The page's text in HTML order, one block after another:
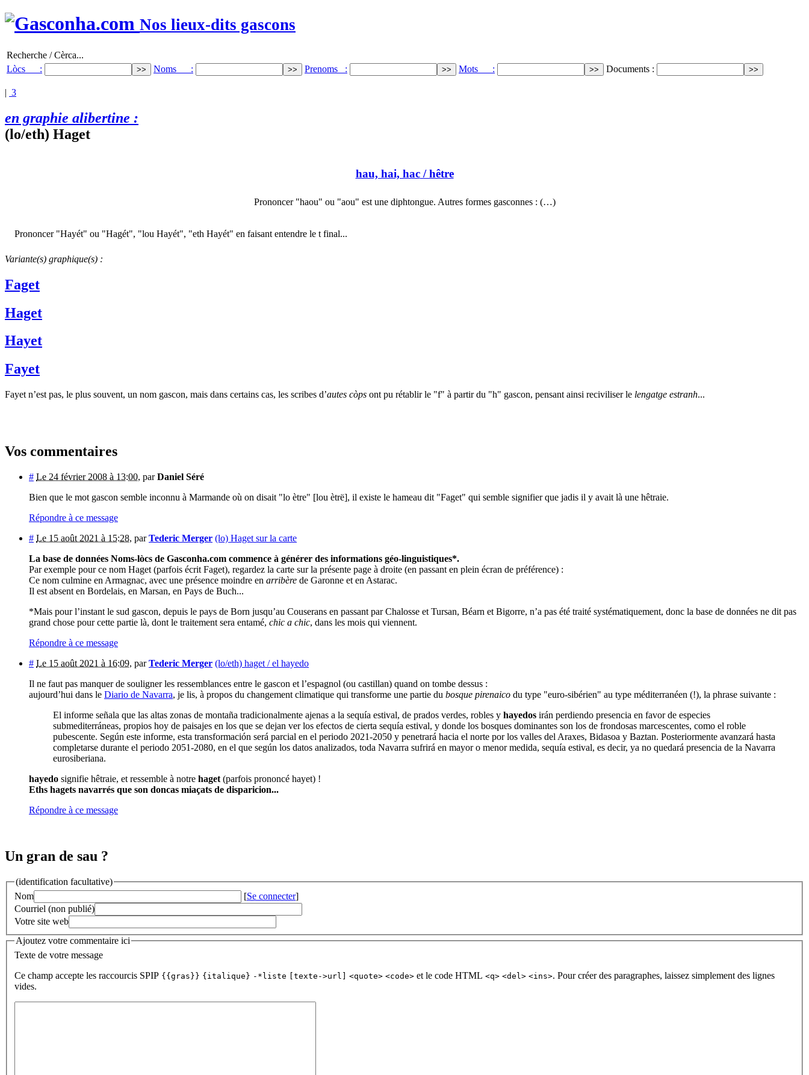
Nos lieux-dits gascons
Recherche / Cèrca...
Lòcs :
Noms : Prenoms : Mots : Documents :
| 3
en graphie alibertine :
(lo/eth) Haget
hau, hai, hac/ hêtre
Prononcer "haou" ou "aou" est une diphtongue. Autres formes gasconnes : (…)
Prononcer "Hayét" ou "Hagét", "lou Hayét", "eth Hayét" en faisant entendre le t final...
Variante(s) graphique(s) :
Faget
Haget
Hayet
Fayet
Fayet n’est pas, le plus souvent, un nom gascon, mais dans certains cas, les scribes d’autes còps ont pu rétablir le "f" à partir du "h" gascon, pensant ainsi reciviliser le lengatge estranh...
Vos commentaires
# Le 24 février 2008 à 13:00, parDaniel Séré
Bien que le mot gascon semble inconnu à Marmande où on disait "lo ètre" [lou ètrë], il existe le hameau dit "Faget" qui semble signifier que jadis il y avait là une hêtraie.
Répondre à ce message
# Le 15 août 2021 à 15:28, parTederic Merger (lo) Haget sur la carte
La base de données Noms-lòcs de Gasconha.com commence à générer des informations géo-linguistiques*.
Par exemple pour ce nom Haget (parfois écrit Faget), regardez la carte sur la présente page à droite (en passant en plein écran de préférence) :
Ce nom culmine en Armagnac, avec une présence moindre en arribère de Garonne et en Astarac.
Il est absent en Bordelais, en Marsan, en Pays de Buch...
*Mais pour l’instant le sud gascon, depuis le pays de Born jusqu’au Couserans en passant par Chalosse et Tursan, Béarn et Bigorre, n’a pas été traité systématiquement, donc la base de données ne dit pas
grand chose pour cette partie là, dont le traitement sera entamé, chic a chic, dans les mois qui viennent.
Répondre à ce message
# Le 15 août 2021 à 16:09, parTederic Merger (lo/eth) haget / el hayedo
Il ne faut pas manquer de souligner les ressemblances entre le gascon et l’espagnol (ou castillan) quand on tombe dessus :
aujourd’hui dans le Diario de Navarra, je lis, à propos du changement climatique qui transforme une partie du bosque pirenaico du type "euro-sibérien" au type méditerranéen (!), la phrase suivante :
El informe señala que las altas zonas de montaña tradicionalmente ajenas a la sequía estival, de prados verdes, robles y hayedos irán perdiendo presencia en favor de especies
submediterráneas, propios hoy de paisajes en los que se dejan ver los efectos de cierta sequía estival, y donde los bosques dominantes son los de frondosas marcescentes, como el roble
pubescente. Según este informe, esta transformación será parcial en el periodo 2021-2050 y penetrará hacia el norte por los valles del Araxes, Bidasoa y Baztan. Posteriormente avanzará hasta
completarse durante el periodo 2051-2080, en el que según los datos analizados, toda Navarra sufrirá en mayor o menor medida, sequía estival, es decir, ya no quedará presencia de la Navarra
eurosiberiana.
hayedo signifie hêtraie, et ressemble à notre haget (parfois prononcé hayet) !
Eths hagets navarrés que son doncas miaçats de disparicion...
Répondre à ce message
Un gran de sau ?
(identification facultative)
Nom
[Se connecter]
Courriel (non publié)
Votre site web
Ajoutez votre commentaire ici
Texte de votre message
Ce champ accepte les raccourcis SPIP {{gras}} {italique} -*liste [texte->url] <quote> <code> et le code HTML <q> <del> <ins>. Pour créer des paragraphes, laissez simplement des lignes
vides.